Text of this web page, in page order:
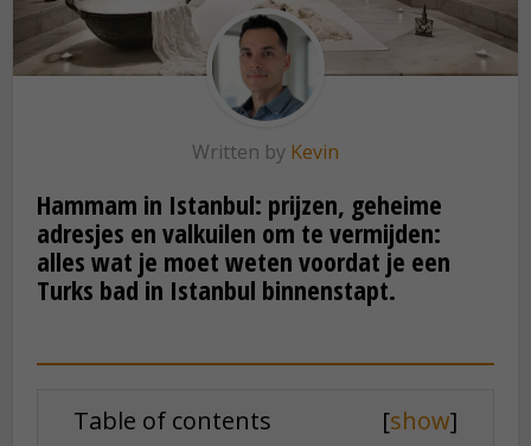
Written by Kevin
Hammam in Istanbul: prijzen, geheime
adresjes en valkuilen om te vermijden:
alles wat je moet weten voordat je een
Turks bad in Istanbul binnenstapt.
Table of contents [show]